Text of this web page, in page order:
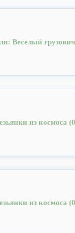
Веселый
из космоса
из космоса